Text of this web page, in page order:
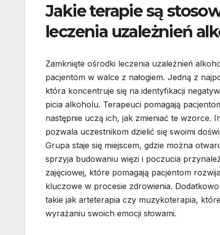
Jakie terapie są
leczenia uzależnień
Zamknięte ośrodki leczenia uzależnień
pacjentom w walce z nałogiem. Jedną z
która koncentruje się na identyfikacji
picia alkoholu. Terapeuci pomagają
następnie uczą ich, jak zmieniać te wzorce.
pozwala uczestnikom dzielić się swoimi
Grupa staje się miejscem, gdzie można
sprzyja budowaniu więzi i poczucia
zajęciowej, które pomagają pacjentom
kluczowe w procesie zdrowienia.
takie jak arteterapia czy muzykoterapia,
wyrażaniu swoich emocji słowami.